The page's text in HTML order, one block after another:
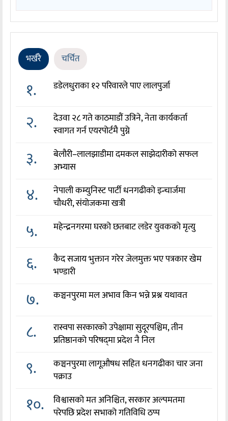
भर्खरै चर्चित
१. डडेलधुराका १२ परिवारले पाए लालपुर्जा
२.
देउवा २८ गते काठमाडौं उत्रिने, नेता कार्यकर्ता
स्वागत गर्न एयरपोर्टमै पुग्ने
३.
बेलौरी–लालझाडीमा दमकल साझेदारीको सफल
अभ्यास
४.
नेपाली कम्युनिस्ट पार्टी धनगढीको इन्चार्जमा
चौधरी, संयोजकमा खत्री
५. महेन्द्रनगरमा घरको छतबाट लडेर युवकको मृत्यु
६.
कैद सजाय भुक्तान गरेर जेलमुक्त भए पत्रकार खेम
भण्डारी
७. कञ्चनपुरमा मल अभाव किन भन्ने प्रश्न यथावत
८.
रास्वपा सरकारको उपेक्षामा सुदूरपश्चिम, तीन
प्रतिष्ठानको परिषद्‌मा प्रदेश नै निल
९.
कञ्चनपुरमा लागूऔषध सहित धनगढीका चार जना
पक्राउ
१०.
विश्वासको मत अनिश्चित, सरकार अल्पमतमा
परेपछि प्रदेश सभाको गतिविधि ठप्प